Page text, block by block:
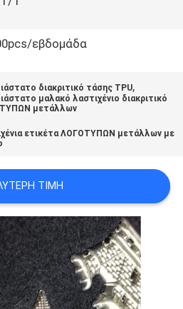
εβδομάδα
διακριτικό τάσης TPU,
μαλακό λαστιχένιο διακριτικό
μετάλλων
ετικέτα ΛΟΓΟΤΥΠΩΝ μετάλλων με
ΤΙΜΉ